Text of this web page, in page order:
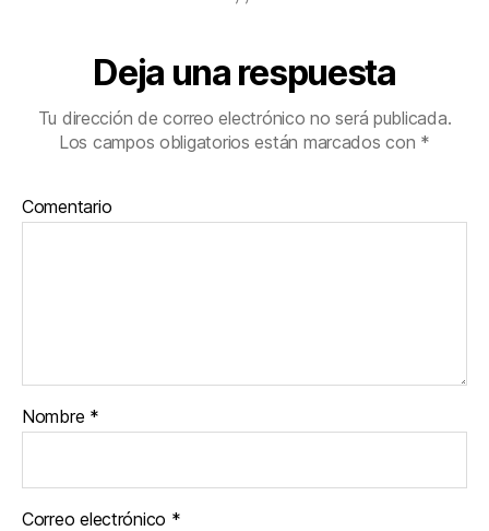
Deja una respuesta
Tu dirección de correo electrónico no será publicada.
Los campos obligatorios están marcados con *
Comentario
Nombre *
Correo electrónico *